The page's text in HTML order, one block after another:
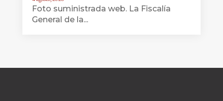
Foto suministrada web. La Fiscalía
General de la...